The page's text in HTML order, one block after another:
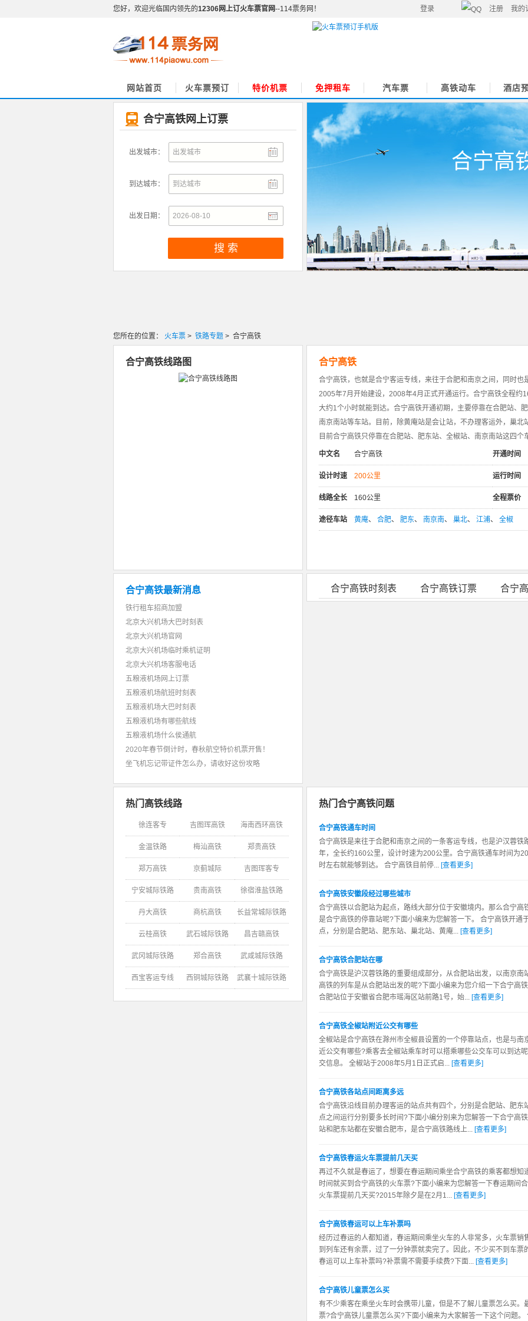
登录 注册 我的
您好，欢迎光临国内领先的12306网上订火车票官网--114票务网！
网站首页 火车票预订 特价机票 免押租车 汽车票 高铁动车 酒店
合宁高铁网上订票
出发城市：
到达城市：
出发日期：
合宁高
您所在的位置： 火车票 > 铁路专题 > 合宁高铁
合宁高铁线路图 合宁高铁
合宁高铁，也就是合宁客运专线，来往于合肥和南京之间，同时
2005年7月开始建设，2008年4月正式开通运行。合宁高铁全程约
大约1个小时就能到达。合宁高铁开通初期，主要停靠在合肥站、
南京南站等车站。目前，除黄庵站是会让站，不办理客运外，巢
目前合宁高铁只停靠在合肥站、肥东站、全椒站、南京南站这四个
中文名 合宁高铁 开通时间
设计时速 200公里 运行时间
线路全长 160公里 全程票价
途径车站 黄庵、 合肥、 肥东、 南京南、 巢北、 江浦、 全椒
合宁高铁最新消息
铁行租车招商加盟
北京大兴机场大巴时刻表
北京大兴机场官网
北京大兴机场临时乘机证明
北京大兴机场客服电话
五粮液机场网上订票
五粮液机场航班时刻表
五粮液机场大巴时刻表
五粮液机场有哪些航线
五粮液机场什么侯通航
2020年春节倒计时，春秋航空特价机票开售！
坐飞机忘记带证件怎么办，请收好这份攻略
合宁高铁时刻表 合宁高铁订票 合宁
热门高铁线路
徐连客专 吉图珲高铁 海南西环高铁
金温铁路 梅汕高铁 郑贵高铁
郑万高铁 京蓟城际 吉图珲客专
宁安城际铁路 贵南高铁 徐宿淮盐铁路
丹大高铁 商杭高铁 长益常城际铁路
云桂高铁 武石城际铁路 昌吉赣高铁
武冈城际铁路 郑合高铁 武咸城际铁路
西宝客运专线 西铜城际铁路 武襄十城际铁路
热门合宁高铁问题
合宁高铁通车时间
合宁高铁是来往于合肥和南京之间的一条客运专线，也是沪汉蓉
年，全长约160公里，设计时速为200公里。合宁高铁通车时间为
时左右就能够到达。 合宁高铁目前停... [查看更多]
合宁高铁安徽段经过哪些城市
合宁高铁以合肥站为起点，路线大部分位于安徽境内。那么合宁
是合宁高铁的停靠站呢?下面小编来为您解答一下。 合宁高铁开通
点，分别是合肥站、肥东站、巢北站、黄庵... [查看更多]
合宁高铁合肥站在哪
合宁高铁是沪汉蓉铁路的重要组成部分，从合肥站出发，以南京
高铁的列车是从合肥站出发的呢?下面小编来为您介绍一下合宁高
合肥站位于安徽省合肥市瑶海区站前路1号，始... [查看更多]
合宁高铁全椒站附近公交有哪些
全椒站是合宁高铁在滁州市全椒县设置的一个停靠站点，也是与
近公交有哪些?乘客去全椒站乘车时可以搭乘哪些公交车可以到达
交信息。 全椒站于2008年5月1日正式启... [查看更多]
合宁高铁各站点间距离多远
合宁高铁沿线目前办理客运的站点共有四个，分别是合肥站、肥
点之间运行分别要多长时间?下面小编分别来为您解答一下合宁高
站和肥东站都在安徽合肥市，是合宁高铁路线上... [查看更多]
合宁高铁春运火车票提前几天买
再过不久就是春运了，想要在春运期间乘坐合宁高铁的乘客都想
时间就买到合宁高铁的火车票?下面小编来为您解答一下春运期间
火车票提前几天买?2015年除夕是在2月1... [查看更多]
合宁高铁春运可以上车补票吗
经历过春运的人都知道，春运期间乘坐火车的人非常多，火车票
到列车还有余票，过了一分钟票就卖完了。因此，不少买不到车
春运可以上车补票吗?补票需不需要手续费?下面... [查看更多]
合宁高铁儿童票怎么买
有不少乘客在乘坐火车时会携带儿童，但是不了解儿童票怎么买
票?合宁高铁儿童票怎么买?下面小编来为大家解答一下这个问题